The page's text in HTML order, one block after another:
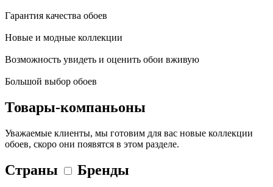
Гарантия качества обоев
Новые и модные коллекции
Возможность увидеть и оценить обои вживую
Большой выбор обоев
Товары-компаньоны
Уважаемые клиенты, мы готовим для вас новые коллекции
обоев, скоро они появятся в этом разделе.
Страны Бренды